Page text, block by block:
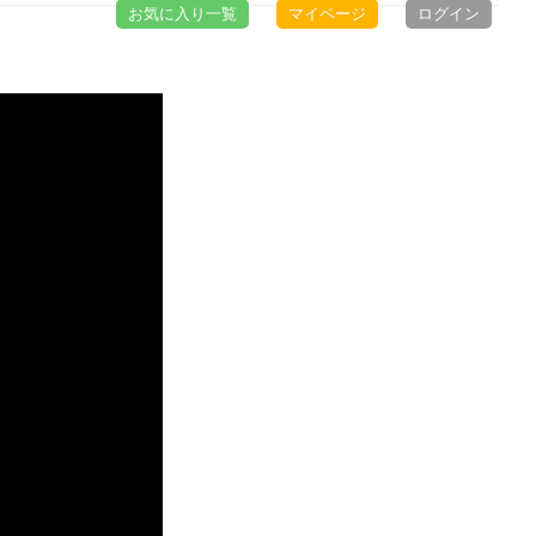
お気に入り一覧 マイページ ログイン